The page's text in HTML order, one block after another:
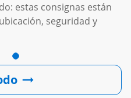
estas consignas están
seguridad y